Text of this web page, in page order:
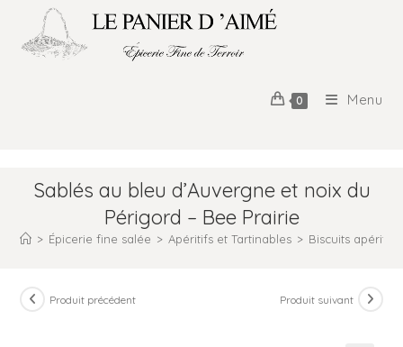
0 Menu
Sablés au bleu d’Auvergne et noix du
Périgord – Bee Prairie
> Épicerie fine salée > Apéritifs et Tartinables > Biscuits
Produit précédent Produit suivant